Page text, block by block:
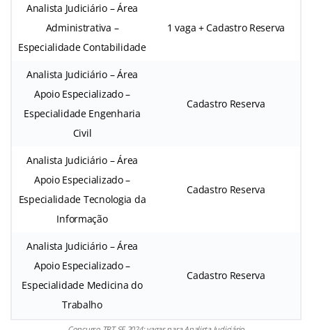
Analista Judiciário – Área
Administrativa –
Especialidade Contabilidade
1 vaga + Cadastro Reserva
Analista Judiciário – Área
Apoio Especializado –
Especialidade Engenharia
Civil
Cadastro Reserva
Analista Judiciário – Área
Apoio Especializado –
Especialidade Tecnologia da
Informação
Cadastro Reserva
Analista Judiciário – Área
Apoio Especializado –
Especialidade Medicina do
Trabalho
Cadastro Reserva